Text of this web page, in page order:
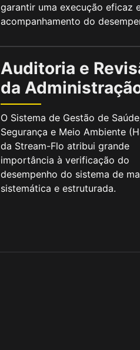
garantir uma execução eficaz
acompanhamento do
Auditoria e
da
O Sistema de Gestão de
Segurança e Meio Ambiente
da Stream-Flo atribui grande
importância à verificação do
desempenho do sistema de
sistemática e estruturada.